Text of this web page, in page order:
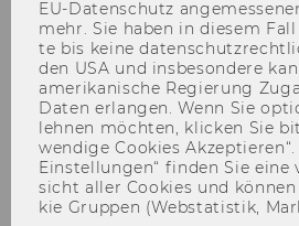
EU-​Datenschutz
mehr. Sie haben in die­sem
te bis keine
den USA und ins­be­son­de­re
amerikanische Re­gie­rung
Daten er­lan­gen. Wenn Sie
leh­nen möch­ten, kli­cken Sie
wen­di­ge Coo­kies
Ein­stel­lun­gen“ fin­den Sie
sicht aller Coo­kies und
kie Grup­pen (Web­sta­tis­tik,